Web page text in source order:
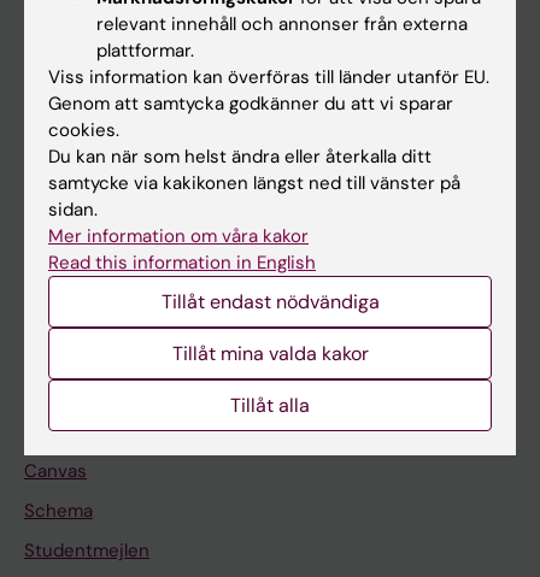
Huvudmeny
Utbildning
Forskarutbildning
Forskning
Om KI
På gång
Nyheter
Kalender
Student
Ladok
Canvas
Schema
Studentmejlen
relevant innehåll och annonser från externa
plattformar.
Viss information kan överföras till länder utanför EU.
Genom att samtycka godkänner du att vi sparar
cookies.
Du kan när som helst ändra eller återkalla ditt
samtycke via kakikonen längst ned till vänster på
sidan.
Mer information om våra kakor
Read this information in English
Tillåt endast nödvändiga
Tillåt mina valda kakor
Tillåt alla